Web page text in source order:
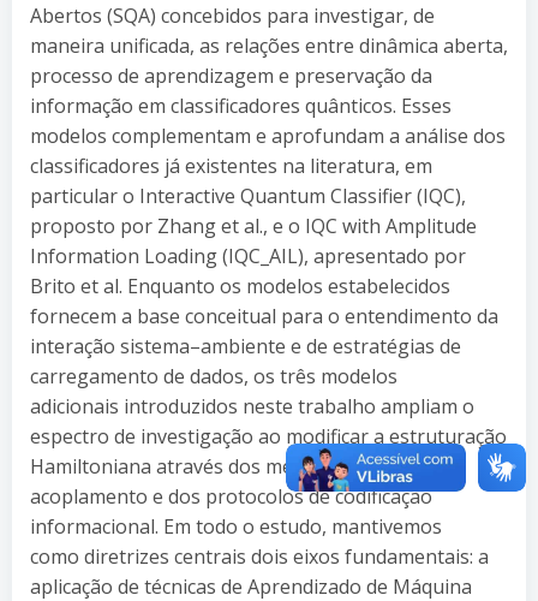
Abertos (SQA) concebidos para investigar, de
maneira unificada, as relações entre dinâmica aberta,
processo de aprendizagem e preservação da
informação em classificadores quânticos. Esses
modelos complementam e aprofundam a análise dos
classificadores já existentes na literatura, em
particular o Interactive Quantum Classifier (IQC),
proposto por Zhang et al., e o IQC with Amplitude
Information Loading (IQC_AIL), apresentado por
Brito et al. Enquanto os modelos estabelecidos
fornecem a base conceitual para o entendimento da
interação sistema–ambiente e de estratégias de
carregamento de dados, os três modelos
adicionais introduzidos neste trabalho ampliam o
espectro de investigação ao modificar a estruturação
Hamiltoniana através dos mecanismos de
acoplamento e dos protocolos de codificação
informacional. Em todo o estudo, mantivemos
como diretrizes centrais dois eixos fundamentais: a
aplicação de técnicas de Aprendizado de Máquina